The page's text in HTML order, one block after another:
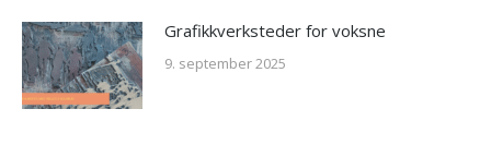
Grafikkverksteder for voksne
9. september 2025